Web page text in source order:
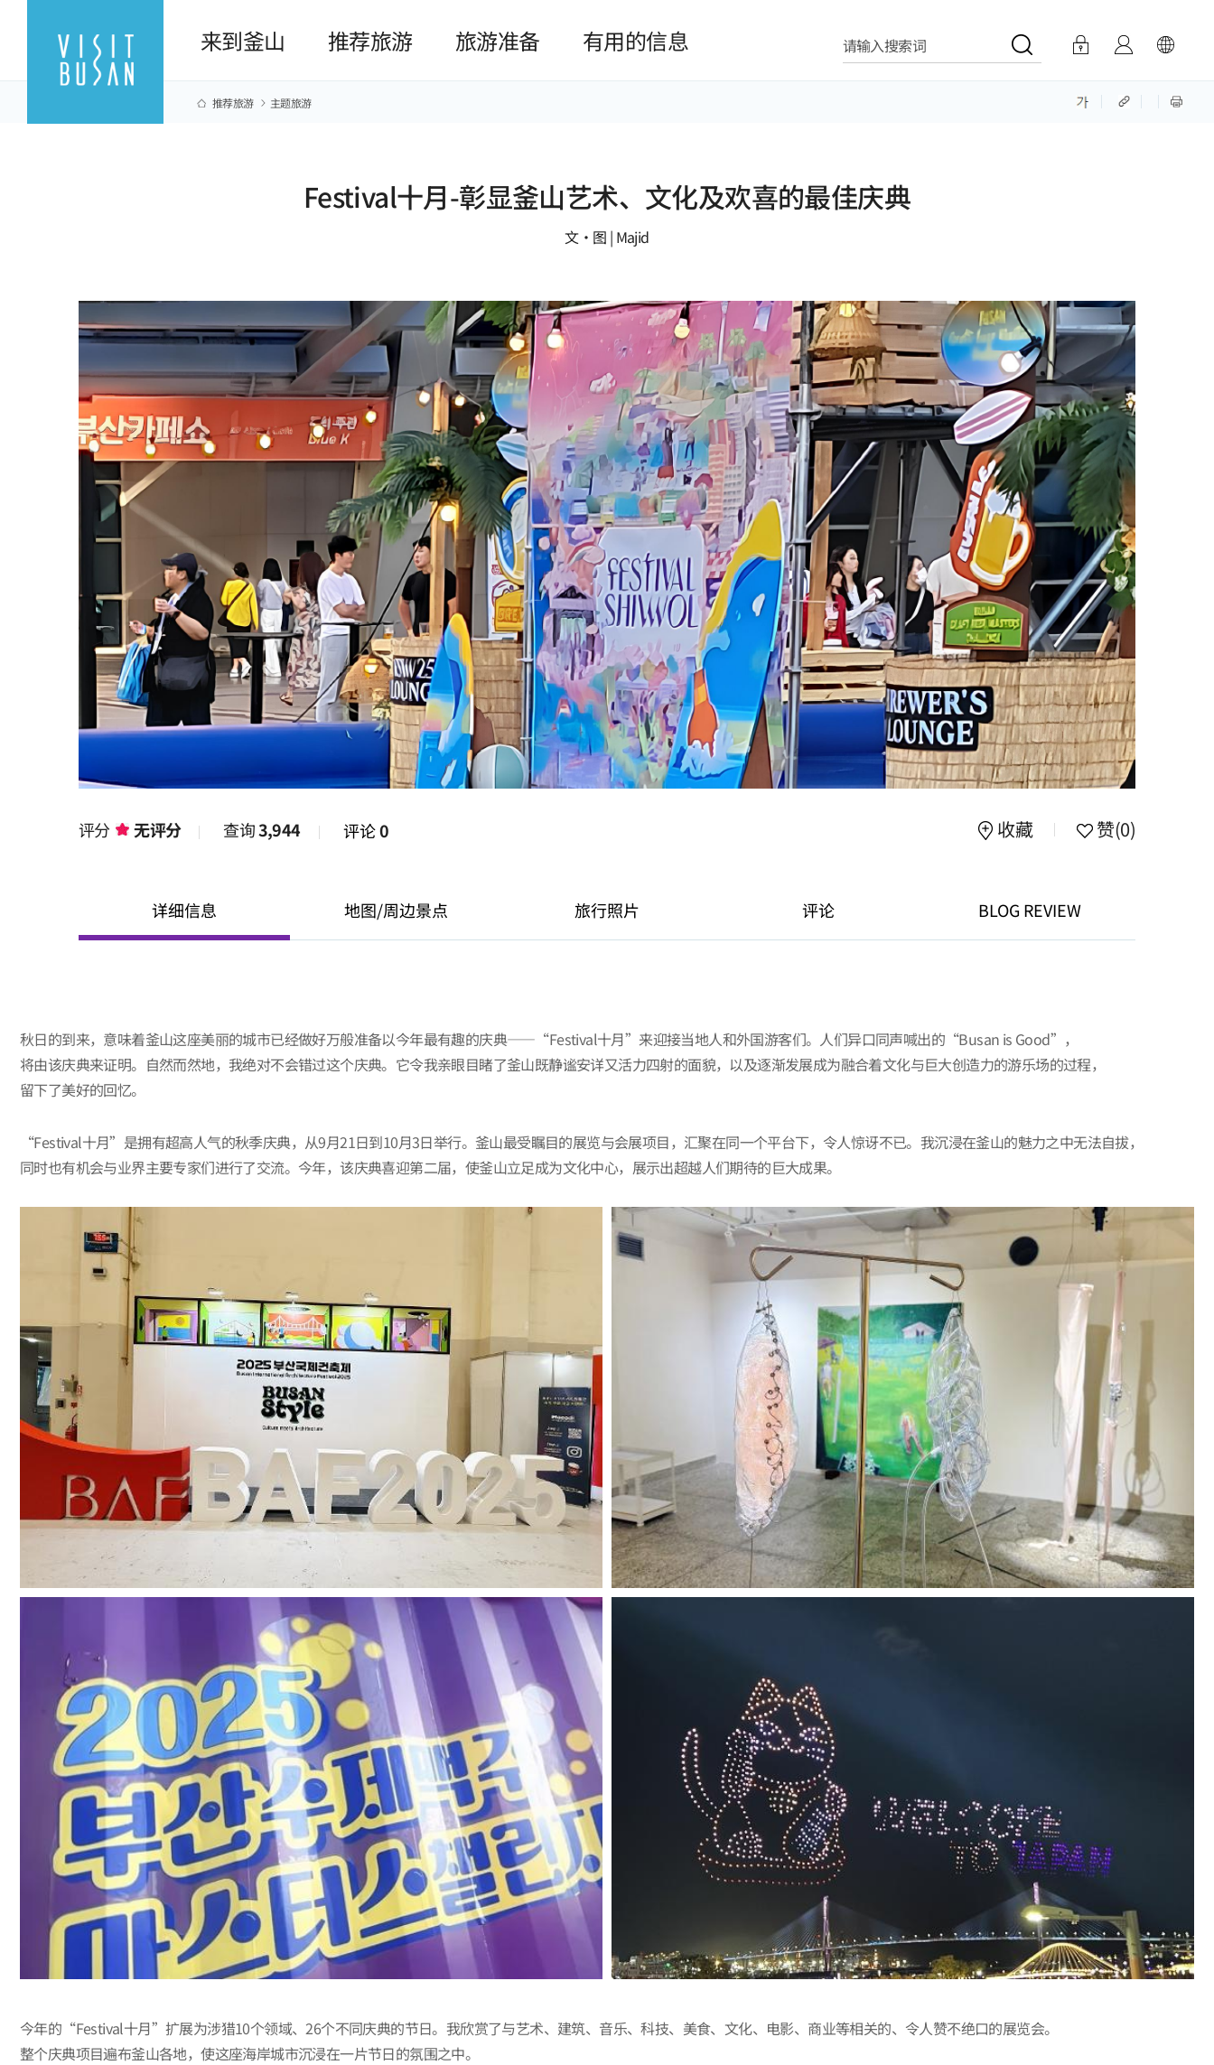
来到釜山 推荐旅游 旅游准备 有用的信息 请输入搜索词
推荐旅游 主题旅游
Festival十月-彰显釜山艺术、文化及欢喜的最佳庆典
文•图 | Majid
评分 无评分 查询3,944 评论0 收藏 赞(0)
详细信息 地图/周边景点 旅行照片 评论 BLOG REVIEW
秋日的到来，意味着釜山这座美丽的城市已经做好万般准备以今年最有趣的庆典——“Festival十月”来迎接当地人和外国游客们。人们异口同声喊出的“Busan is Good”，
将由该庆典来证明。自然而然地，我绝对不会错过这个庆典。它令我亲眼目睹了釜山既静谧安详又活力四射的面貌，以及逐渐发展成为融合着文化与巨大创造力的游乐场的过程，
留下了美好的回忆。
“Festival十月”是拥有超高人气的秋季庆典，从9月21日到10月3日举行。釜山最受瞩目的展览与会展项目，汇聚在同一个平台下，令人惊讶不已。我沉浸在釜山的魅力之中无法自拔，
同时也有机会与业界主要专家们进行了交流。今年，该庆典喜迎第二届，使釜山立足成为文化中心，展示出超越人们期待的巨大成果。
今年的“Festival十月”扩展为涉猎10个领域、26个不同庆典的节日。我欣赏了与艺术、建筑、音乐、科技、美食、文化、电影、商业等相关的、令人赞不绝口的展览会。
整个庆典项目遍布釜山各地，使这座海岸城市沉浸在一片节日的氛围之中。